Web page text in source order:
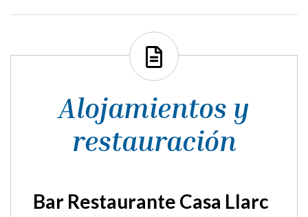
Alojamientos y
restauración
Bar Restaurante Casa Llarc